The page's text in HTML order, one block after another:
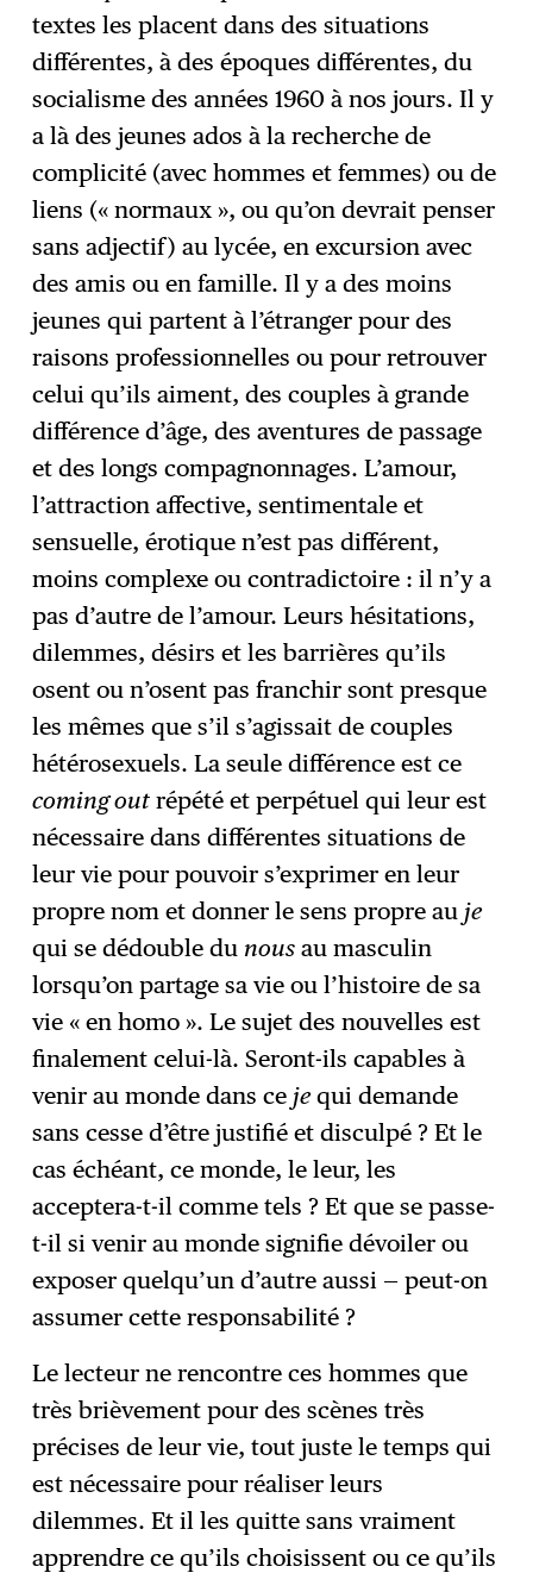
textes les placent dans des situations
différentes, à des époques différentes, du
socialisme des années 1960 à nos jours. Il y
a là des jeunes ados à la recherche de
complicité (avec hommes et femmes) ou de
liens (« normaux », ou qu’on devrait penser
sans adjectif) au lycée, en excursion avec
des amis ou en famille. Il y a des moins
jeunes qui partent à l’étranger pour des
raisons professionnelles ou pour retrouver
celui qu’ils aiment, des couples à grande
différence d’âge, des aventures de passage
et des longs compagnonnages. L’amour,
l’attraction affective, sentimentale et
sensuelle, érotique n’est pas différent,
moins complexe ou contradictoire : il n’y a
pas d’autre de l’amour. Leurs hésitations,
dilemmes, désirs et les barrières qu’ils
osent ou n’osent pas franchir sont presque
les mêmes que s’il s’agissait de couples
hétérosexuels. La seule différence est ce
coming out répété et perpétuel qui leur est
nécessaire dans différentes situations de
leur vie pour pouvoir s’exprimer en leur
propre nom et donner le sens propre au je
qui se dédouble du nous au masculin
lorsqu’on partage sa vie ou l’histoire de sa
vie « en homo ». Le sujet des nouvelles est
finalement celui-là. Seront-ils capables à
venir au monde dans ce jequi demande
sans cesse d’être justifié et disculpé ? Et le
cas échéant, ce monde, le leur, les
acceptera-t-il comme tels ? Et que se passe-
t-il si venir au monde signifie dévoiler ou
exposer quelqu’un d’autre aussi — peut-on
assumer cette responsabilité ?
Le lecteur ne rencontre ces hommes que
très brièvement pour des scènes très
précises de leur vie, tout juste le temps qui
est nécessaire pour réaliser leurs
dilemmes. Et il les quitte sans vraiment
apprendre ce qu’ils choisissent ou ce qu’ils